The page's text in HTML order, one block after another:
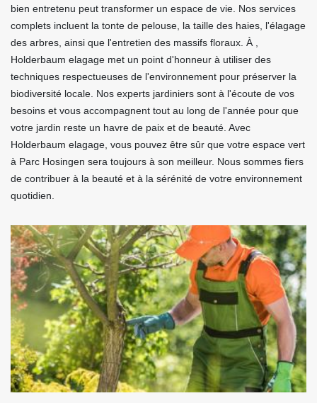
bien entretenu peut transformer un espace de vie. Nos services
complets incluent la tonte de pelouse, la taille des haies, l'élagage
des arbres, ainsi que l'entretien des massifs floraux. À ,
Holderbaum elagage met un point d'honneur à utiliser des
techniques respectueuses de l'environnement pour préserver la
biodiversité locale. Nos experts jardiniers sont à l'écoute de vos
besoins et vous accompagnent tout au long de l'année pour que
votre jardin reste un havre de paix et de beauté. Avec
Holderbaum elagage, vous pouvez être sûr que votre espace vert
à Parc Hosingen sera toujours à son meilleur. Nous sommes fiers
de contribuer à la beauté et à la sérénité de votre environnement
quotidien.